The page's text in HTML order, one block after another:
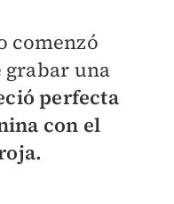
comenzó
una
perfecta
con el